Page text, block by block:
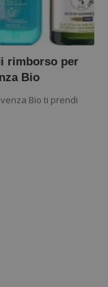
rimborso per
Bio
Bio ti prendi